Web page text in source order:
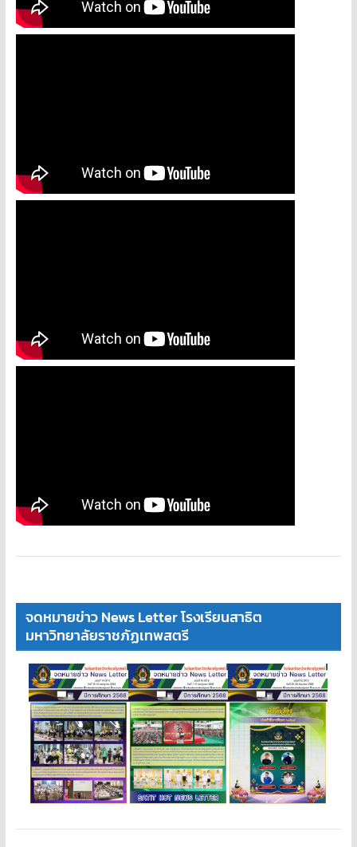
จดหมายข่าว News Letter โรงเรียนสาธิต
มหาวิทยาลัยราชภัฏเทพสตรี